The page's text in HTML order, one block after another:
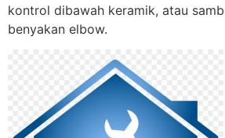
kontrol dibawah keramik, atau
benyakan elbow.